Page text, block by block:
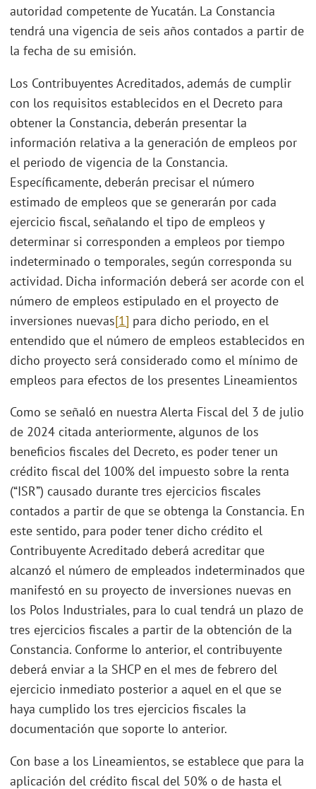
autoridad competente de Yucatán. La Constancia
tendrá una vigencia de seis años contados a partir de
la fecha de su emisión.
Los Contribuyentes Acreditados, además de cumplir
con los requisitos establecidos en el Decreto para
obtener la Constancia, deberán presentar la
información relativa a la generación de empleos por
el periodo de vigencia de la Constancia.
Específicamente, deberán precisar el número
estimado de empleos que se generarán por cada
ejercicio fiscal, señalando el tipo de empleos y
determinar si corresponden a empleos por tiempo
indeterminado o temporales, según corresponda su
actividad. Dicha información deberá ser acorde con el
número de empleos estipulado en el proyecto de
inversiones nuevas[1] para dicho periodo, en el
entendido que el número de empleos establecidos en
dicho proyecto será considerado como el mínimo de
empleos para efectos de los presentes Lineamientos
Como se señaló en nuestra Alerta Fiscal del 3 de julio
de 2024 citada anteriormente, algunos de los
beneficios fiscales del Decreto, es poder tener un
crédito fiscal del 100% del impuesto sobre la renta
(“ISR”) causado durante tres ejercicios fiscales
contados a partir de que se obtenga la Constancia. En
este sentido, para poder tener dicho crédito el
Contribuyente Acreditado deberá acreditar que
alcanzó el número de empleados indeterminados que
manifestó en su proyecto de inversiones nuevas en
los Polos Industriales, para lo cual tendrá un plazo de
tres ejercicios fiscales a partir de la obtención de la
Constancia. Conforme lo anterior, el contribuyente
deberá enviar a la SHCP en el mes de febrero del
ejercicio inmediato posterior a aquel en el que se
haya cumplido los tres ejercicios fiscales la
documentación que soporte lo anterior.
Con base a los Lineamientos, se establece que para la
aplicación del crédito fiscal del 50% o de hasta el